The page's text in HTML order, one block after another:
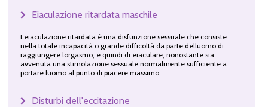
Eiaculazione ritardata maschile
Leiaculazione ritardata è una disfunzione sessuale che consiste
nella totale incapacità o grande difficoltà da parte delluomo di
raggiungere lorgasmo, e quindi di eiaculare, nonostante sia
avvenuta una stimolazione sessuale normalmente sufficiente a
portare luomo al punto di piacere massimo.
Disturbi dell'eccitazione